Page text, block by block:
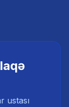
ustası